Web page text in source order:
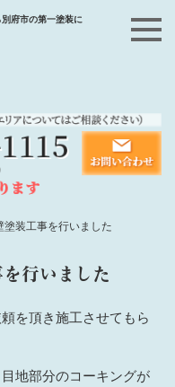
府市の第一塗装に
塗装工事を行いました
行いました
を頂き施工させてもら
地部分のコーキングが